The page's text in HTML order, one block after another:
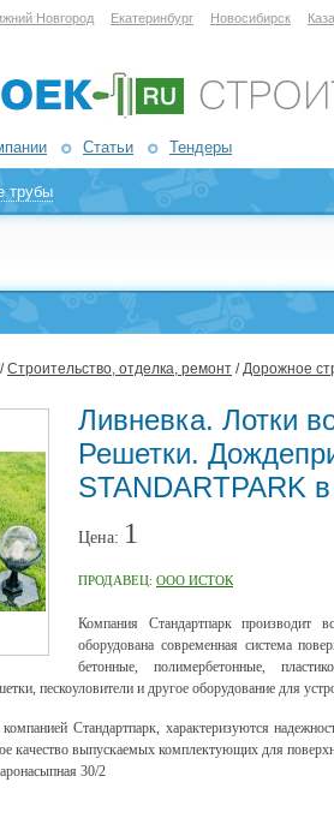
Новгород Екатеринбург Новосибирск
Статьи Тендеры
трубы
/Строительство, отделка, ремонт /Дорожное
Ливневка. Лотки
Решетки.
STANDARTPARK
Цена: 1
ПРОДАВЕЦ: ООО ИСТОК
Компания Стандартпарк
оборудована современная система
бетонные, полимербетонные,
пескоуловители и другое оборудование для
Стандартпарк, характеризуются
качество выпускаемых комплектующих для
30/2